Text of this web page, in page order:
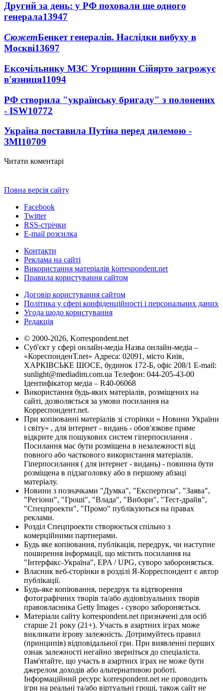
Другий за день: у РФ поховали ще одного
генерала13947
СюжетБенкет генералів. Наслідки вибуху в
Москві13697
Ексочільнику МЗС Угорщини Сійярто загрожує
в'язниця11094
РФ створила "українську бригаду" з полонених
- ISW10772
Україна поставила Путіна перед дилемою -
ЗМІ10709
Читати коментарі
Повна версія сайту
Facebook
Twitter
RSS-стрічки
E-mail розсилка
Контакти
Реклама на сайті
Використання матеріалів korrespondent.net
Правила користування сайтом
Договір користування сайтом
Політика у сфері конфіденційності і персональних даних
Угода щодо користування
Редакція
© 2000-2026, Korrespondent.net
Суб'єкт у сфері онлайн-медіа Назва онлайн-медіа –
«КореспонденТ.net» Адреса: 02091, місто Київ,
ХАРКІВСЬКЕ ШОСЕ, будинок 172-Б, офіс 208/1 E-mail:
sunlight@mediadim.com.ua Телефон: 044-205-43-00
Ідентифікатор медіа – R40-06068
Використання будь-яких матеріалів, розміщених на
сайті, дозволяється за умови посилання на
Корреспондент.net.
При копіюванні матеріалів зі сторінки « Новини України
і світу» , для інтернет - видань - обов'язкове пряме
відкрите для пошукових систем гіперпосилання .
Посилання має бути розміщена в незалежності від
повного або часткового використання матеріалів.
Гіперпосилання ( для інтернет - видань) - повинна бути
розміщена в підзаголовку або в першому абзаці
матеріалу.
Новини з позначками "Думка", "Експертиза", "Заява",
"Регіони", "Гроші", "Влада", "Вибори", "Тест-драйв",
"Спецпроекти", "Промо" публікуються на правах
реклами.
Розділ Спецпроекти створюється спільно з
комерційними партнерами.
Будь яке копіювання, публікація, передрук, чи наступне
поширення інформації, що містить посилання на
"Інтерфакс-Україна", EPA / UPG, суворо забороняється.
Власник веб-сторінки в розділі Я-Корреспондент є автор
публікації.
Будь-яке копіювання, передрук та відтворення
фотографічних творів та/або аудіовізуальних творів
правовласника Getty Images - суворо забороняється.
Матеріали сайту korrespondent.net призначені для осіб
старше 21 року (21+). Участь в азартних іграх може
викликати ігрову залежність. Дотримуйтесь правил
(принципів) відповідальної гри. При виявленні перших
ознак залежності негайно зверніться до спеціаліста.
Пам'ятайте, що участь в азартних іграх не може бути
джерелом доходів або альтернативою роботі.
Інформаційний ресурс korrespondent.net не проводить
ігри на реальні та/або віртуальні гроші, також сайт не